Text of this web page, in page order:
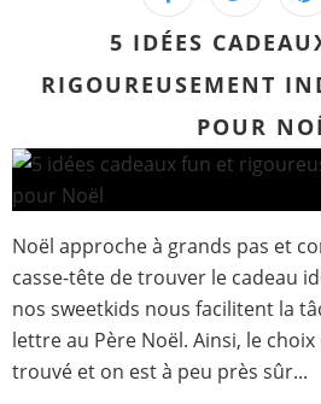
5 IDÉES
RIGOUREUSEMENT
POUR
Noël approche à grands pas et
casse-tête de trouver le cadeau
nos sweetkids nous facilitent la
lettre au Père Noël. Ainsi, le
trouvé et on est à peu près sûr...